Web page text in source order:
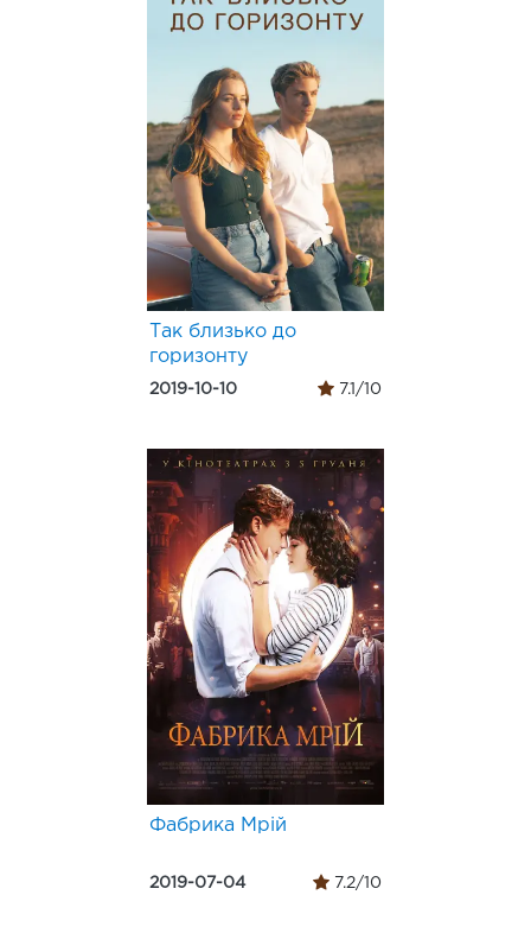
Так близько до
горизонту
2019-10-10 7.1/10
Фабрика Мрій
2019-07-04 7.2/10